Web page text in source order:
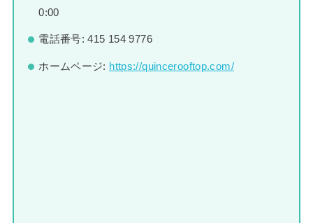
0:00
電話番号: 415 154 9776
ホームページ: https://quincerooftop.com/